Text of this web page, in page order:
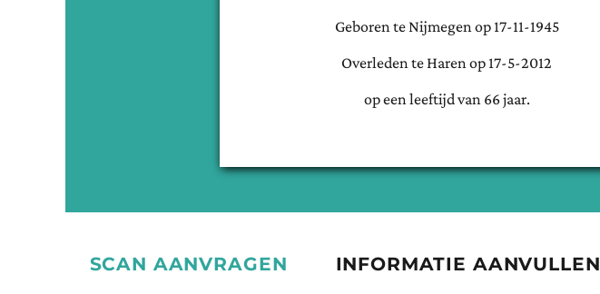
Geboren te Nijmegen op 17-11-1945
Overleden te Haren op 17-5-2012
op een leeftijd van 66jaar.
SCAN AANVRAGEN INFORMATIE AANVULLEN